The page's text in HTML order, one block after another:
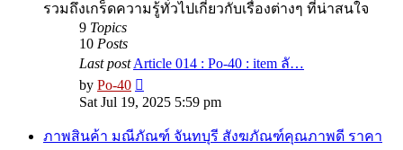
รวมถึงเกร็ดความรู้ทั่วไปเกี่ยวกับเรื่องต่างๆ ที่น่าสนใจ
9 Topics
10 Posts
Last postArticle 014 : Po-40 : item ลั…
by Po-40
the
post
Sat Jul 19, 2025 5:59 pm
ภาพสินค้า มณีภัณฑ์ จันทบุรี สังฆภัณฑ์คุณภาพดี ราคา